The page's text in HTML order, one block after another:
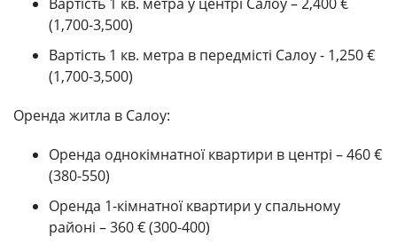
(1,700-3,500)
Вартість 1 кв. метра в передмісті Салоу - 1,250 €
(1,700-3,500)
Оренда житла в Салоу:
Оренда однокімнатної квартири в центрі – 460 €
(380-550)
Оренда 1-кімнатної квартири у спальному
районі – 360 € (300-400)